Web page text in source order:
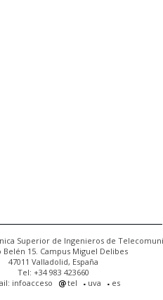
Superior de Ingenieros de
Belén 15. Campus Miguel Delibes
47011 Valladolid, España
Tel: +34 983 423660
infoacceso
tel uva es